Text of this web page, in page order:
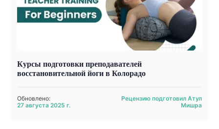
Курсы подготовки преподавателей
восстановительной йоги в Колорадо
Обновлено:
27 августа 2025 г.
Рецензию подготовил Атул
Мишра